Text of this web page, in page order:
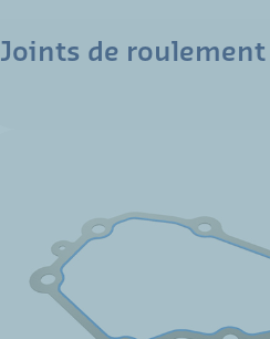
Joints de roulement